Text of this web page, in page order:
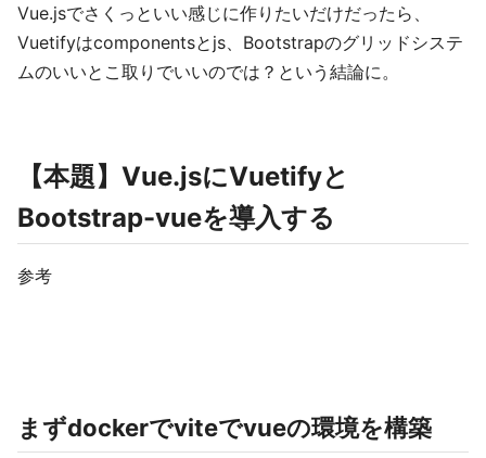
Vue.jsでさくっといい感じに作りたいだけだったら、
Vuetifyはcomponentsとjs、Bootstrapのグリッドシステ
ムのいいとこ取りでいいのでは？という結論に。
【本題】Vue.jsにVuetifyと
Bootstrap-vueを導入する
参考
まずdockerでviteでvueの環境を構築